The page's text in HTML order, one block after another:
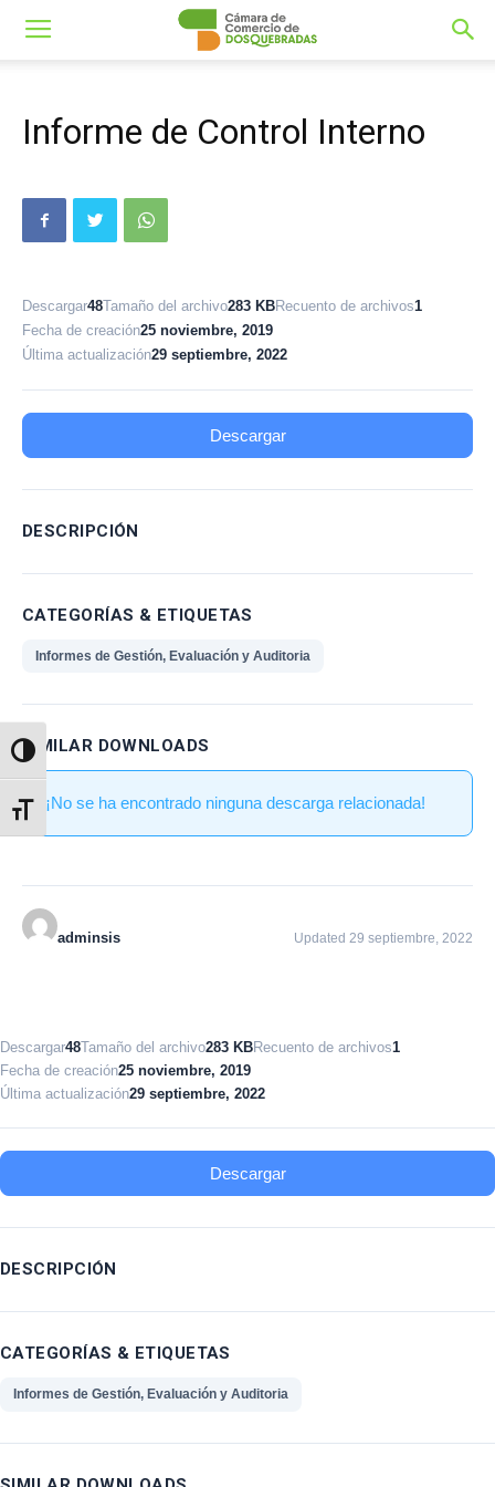
Alternar alto contraste
Alternar tamaño de letra
Informe de Control Interno
Descargar48Tamaño del archivo283 KBRecuento de archivos1
Fecha de creación25 noviembre, 2019
Última actualización29 septiembre, 2022
Descargar
DESCRIPCIÓN
CATEGORÍAS & ETIQUETAS
Informes de Gestión, Evaluación y Auditoria
SIMILAR DOWNLOADS
¡No se ha encontrado ninguna descarga relacionada!
adminsis Updated 29 septiembre, 2022
Descargar48Tamaño del archivo283 KBRecuento de archivos1
Fecha de creación25 noviembre, 2019
Última actualización29 septiembre, 2022
Descargar
DESCRIPCIÓN
CATEGORÍAS & ETIQUETAS
Informes de Gestión, Evaluación y Auditoria